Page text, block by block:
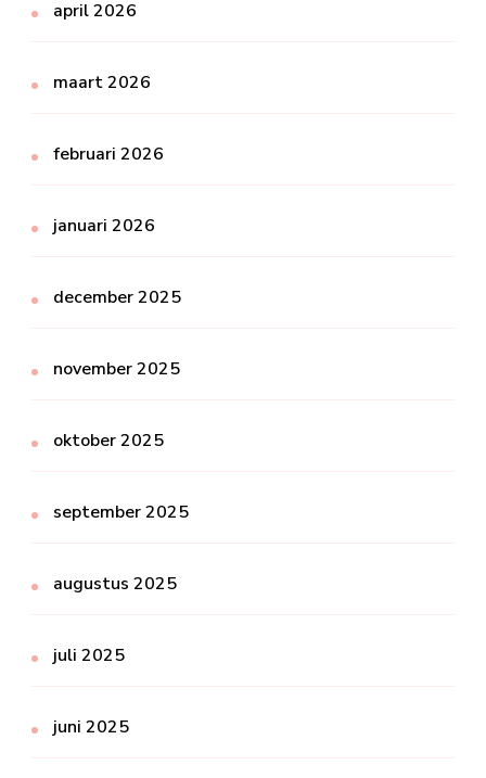
april 2026
maart 2026
februari 2026
januari 2026
december 2025
november 2025
oktober 2025
september 2025
augustus 2025
juli 2025
juni 2025